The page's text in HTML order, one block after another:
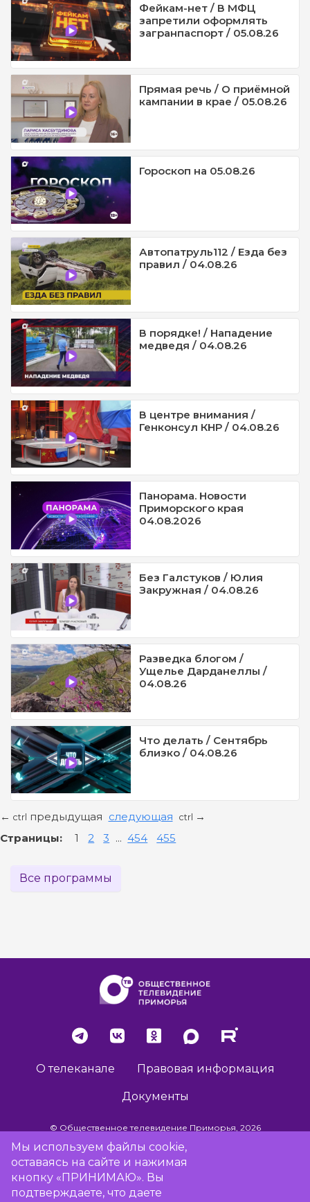
Фейкам-нет / В МФЦ
запретили оформлять
загранпаспорт / 05.08.26
Прямая речь / О приёмной
кампании в крае / 05.08.26
Гороскоп на 05.08.26
Автопатруль112 / Езда без
правил / 04.08.26
В порядке! / Нападение
медведя / 04.08.26
В центре внимания /
Генконсул КНР / 04.08.26
Панорама. Новости
Приморского края
04.08.2026
Без Галстуков / Юлия
Закружная / 04.08.26
Разведка блогом /
Ущелье Дарданеллы /
04.08.26
Что делать / Сентябрь
близко / 04.08.26
← ctrl предыдущая следующая ctrl →
Страницы: 1 2 3 ... 454 455
Все программы
О телеканале Правовая информация
Документы
© Общественное телевидение Приморья, 2026
Разработка сайта -
Мы используем файлы cookie,
оставаясь на сайте и нажимая
кнопку «ПРИНИМАЮ». Вы
подтверждаете, что даете